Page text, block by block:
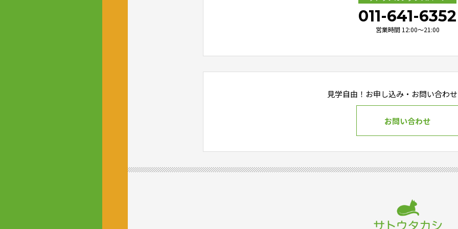
011-641-6352
営業時間 12:00～21:00
見学自由！お申し込み・ お問い合わ
お問い合わせ